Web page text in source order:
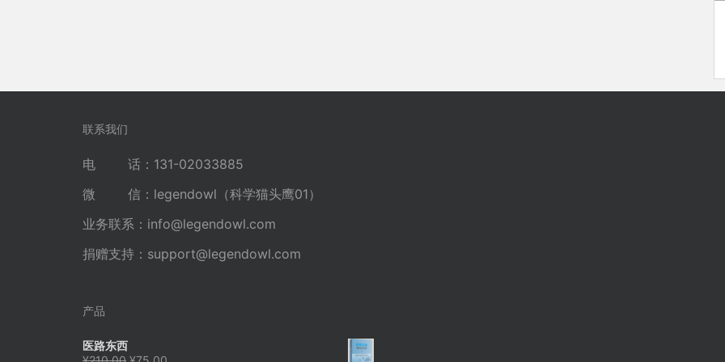
联系我们
电 话：131-02033885
微 信：legendowl（科学猫头鹰01）
业务联系： info@legendowl.com
捐赠支持： support@legendowl.com
产品
医路东西
原